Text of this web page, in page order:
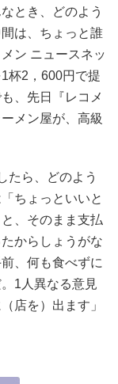
とき、どのよう
は、ちょっと誰
ン ニュースネッ
杯2，600円で提
、先日『レコメ
メン屋が、高級
たら、どのよう
ちょっといいと
、そのまま支払
からしょうがな
、何も食べずに
1人異なる意見
店を）出ます」